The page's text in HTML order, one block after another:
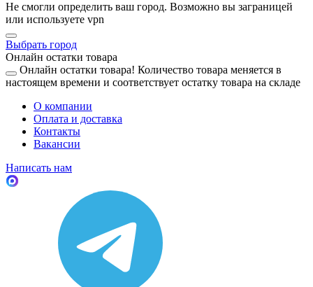
Не смогли определить ваш город. Возможно вы заграницей
или используете vpn
Выбрать город
Онлайн остатки товара
Онлайн остатки товара! Количество товара меняется в
настоящем времени и соответствует остатку товара на складе
О компании
Оплата и доставка
Контакты
Вакансии
Написать нам